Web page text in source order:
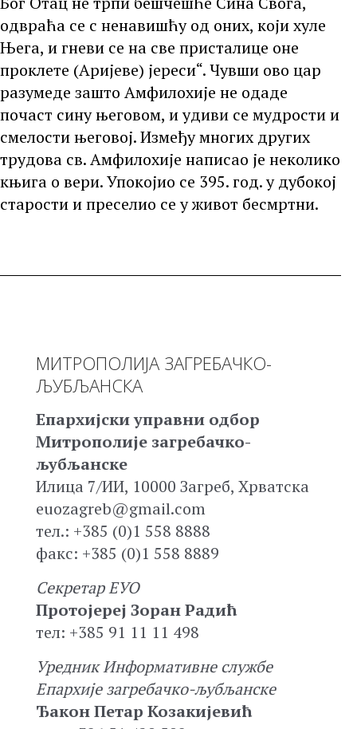
одвраћа се с ненавишћу од оних, који хуле
Њега, и гневи се на све присталице оне
проклете (Аријеве) јереси“. Чувши ово цар
разумеде зашто Амфилохије не одаде
почаст сину његовом, и удиви се мудрости и
смелости његовој. Између многих других
трудова св. Амфилохије написао је неколико
књига о вери. Упокојио се 395. год. у дубокој
старости и преселио се у живот бесмртни.
МИТРОПОЛИЈА ЗАГРЕБАЧКО-
ЉУБЉАНСКА
Епархијски управни одбор
Митрополије загребачко-
љубљанске
Илица 7/ИИ, 10000 Загреб, Хрватска
euozagreb@gmail.com
тел.: +385 (0)1 558 8888
факс: +385 (0)1 558 8889
Секретар ЕУО
Протојереј Зоран Радић
тел: +385 91 11 11 498
Уредник Информативне службе
Епархије загребачко-љубљанске
Ђакон Петар Козакијевић